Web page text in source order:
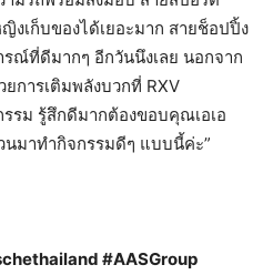
เก็บของได้เยอะมาก สายช็อปปิ้ง
ณ์ที่ดีมากๆ อีกวันนึงเลย นอกจาก
การเติมพลังบวกที่ RXV
รม รู้สึกดีมากต้องขอบคุณเอเอ
นมาทำกิจกรรมดีๆ แบบนี้ค่ะ”
#AASGroup